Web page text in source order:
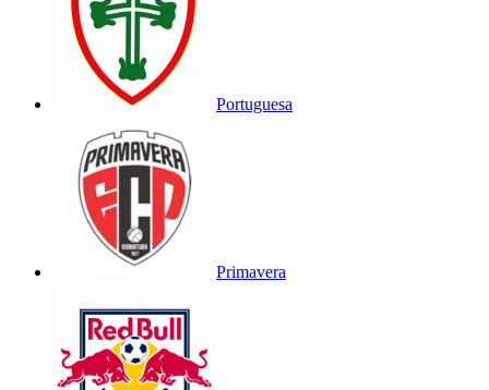
Portuguesa
Primavera